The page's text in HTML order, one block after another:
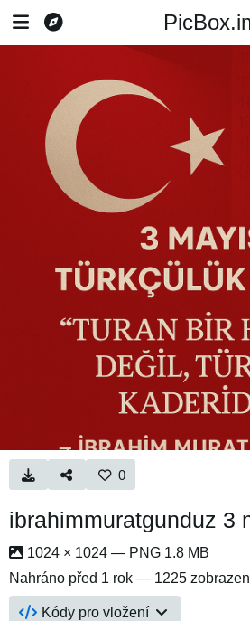
0
ibrahimmuratgunduz 3
1024 × 1024 — PNG 1.8 MB
Nahráno před 1 rok — 1225
Kódy pro vložení